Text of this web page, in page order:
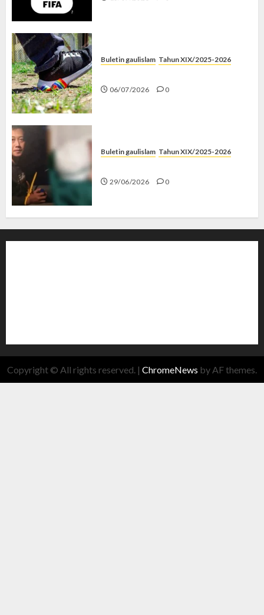
Buletin gaulislam Tahun XIX/2025-2026
06/07/2026 0
Buletin gaulislam Tahun XIX/2025-2026
29/06/2026 0
Copyright © All rights reserved. | ChromeNews by AF themes.